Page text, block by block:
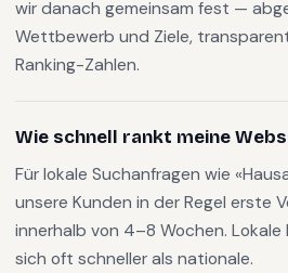
wir danach gemeinsam fest —
Wettbewerb und Ziele,
Ranking-Zahlen.
Wie schnell rankt meine
Für lokale Suchanfragen wie
unsere Kunden in der Regel erste
innerhalb von 4–8 Wochen. Lokale
sich oft schneller als nationale.